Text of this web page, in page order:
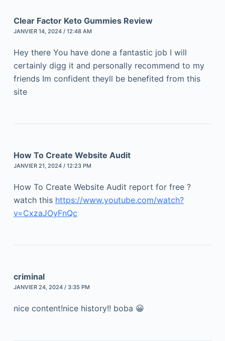
Clear Factor Keto Gummies Review
JANVIER 14, 2024 / 12:48 AM
Hey there You have done a fantastic job I will
certainly digg it and personally recommend to my
friends Im confident theyll be benefited from this
site
How To Create Website Audit
JANVIER 21, 2024 / 12:23 PM
How To Create Website Audit report for free ?
watch this https://www.youtube.com/watch?
v=CxzaJOyFnQc
criminal
JANVIER 24, 2024 / 3:35 PM
nice content!nice history!! boba 😀